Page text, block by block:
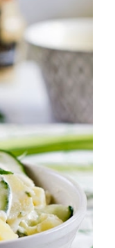
Olvídate de
tradicionales y
pero
tan
un snack ligero,
Es el